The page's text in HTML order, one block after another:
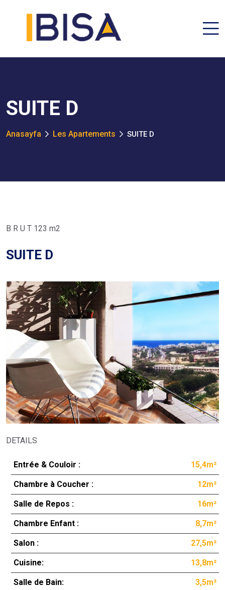
SUITE D
Anasayfa Les Apartements SUITE D
B R U T 123 m2
SUITE D
DETAILS
Entrée & Couloir : 15,4m²
Chambre à Coucher : 12m²
Salle de Repos : 16m²
Chambre Enfant : 8,7m²
Salon : 27,5m²
Cuisine: 13,8m²
Salle de Bain: 3,5m²